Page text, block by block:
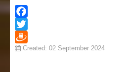
Facebook
Twitter
Draugiem
Created: 02 September 2024